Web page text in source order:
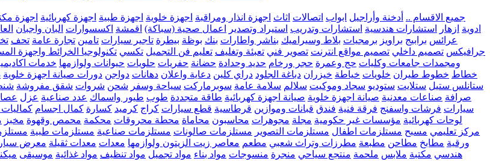
.. جميع الاقسام .. أدخنة وأراجيل ابواب اتصالات اثاث اجهزة انذار ومراقبة اجهزة خلوية اجهزة طبية اجهزة كهربائية اجهزة
ادوية ازهار استشارات هندسية استشارات وتدريب استيراد وتصدير اعمال صحية (سباكة) اقمشة اكسسوارات البان واجبان
عرائس برابيج براويز برمجيات بلاط وسيراميك بناشر واطارات بنك بوظة بيطرة تاجير سيارات تامين تجارة عامة تحف
جرافيكس تصميم داخلي تصميم مواقع انترنت تصوير فني تعبئة وتغليف تعليم فن التجميل تكسي تكنولوجيا الخرائط واجهزة
ومجمدات جامعات وكليات حج وعمرة حجر ورخام حديد وحدادة حضانة حفريات حلويات حيوانات ولوازمها خدمات
خطاط خطوط طيران خلويات خياطة خيزران دباغة الجلود دراي كلين دعاية واعلان دهانات دواجن دورات صيانة اجهزة خلوية
ستانلس ستيل ستلايت ستوديو سجاد وموكيت سلالم سلامة عامة سوبرماركت سياحة وسفر شحن شروات شقق مفروشة
صرافة صناعات معدنية صيانة اجهزة خلوية صيانة اجهزة كهربائية طاقة متجددة طوب طيور واسماك عدد صناعية عزل
سيارات فرشات واسفنج فرقة فنية فندق قبانات وموازين قرطاسية قطع سيارات كراج كرميد كسارة كمال اجسام
لوحات كهربائية مؤسسات غير حكومية مجلة مجوهرات محاسبون محاماة محطة محروقات محكمة محمص وقهوة مخبز
مركز تعليمي مسبح مستلزمات اطفال مستلزمات التصوير مستلزمات صالونات مستلزمات صناعية مستلزمات طبية
ورقية مطابخ مطاحن مطبعة مطرزات وتراث شعبي مطعم معاصر زيت الزيتون ولوازمها معدات معدات ثقيلة معرض
هندسي مكتبة ملابس ملحمة منتجع سياحي منجرة منسوجات مواد بناء مواد تجميل مواد تنظيف مواد غذائية موسيقى